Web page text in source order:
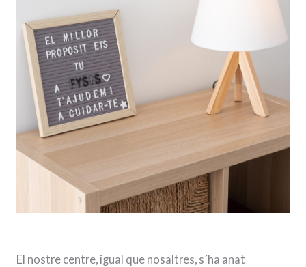
El nostre centre, igual que nosaltres, s´ha anat